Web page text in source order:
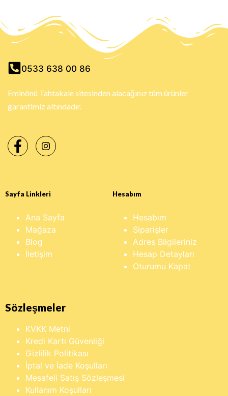
0533 638 00 86
Eminönü Tahtakale sitesinden alacağınız tüm ürünler
garantimiz altındadır.
Sayfa Linkleri
Ana Sayfa
Mağaza
Blog
İletişim
Hesabım
Hesabım
Siparişler
Adres Bilgileriniz
Hesap Detayları
Oturumu Kapat
Sözleşmeler
KVKK Metni
Kredi Kartı Güvenliği
Gizlilik Politikası
İptal ve İade Koşulları
Mesafeli Satış Sözleşmesi
Kullanım Koşulları